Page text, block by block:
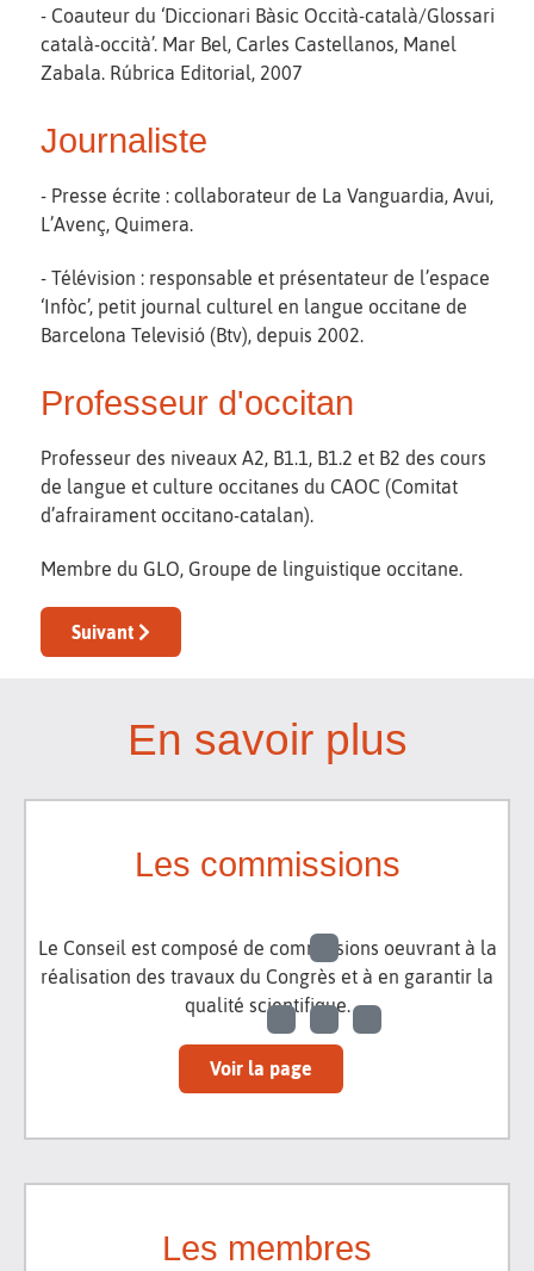
- Coauteur du ‘Diccionari Bàsic Occità-català/Glossari
català-occità’. Mar Bel, Carles Castellanos, Manel
Zabala. Rúbrica Editorial, 2007
Journaliste
- Presse écrite : collaborateur de La Vanguardia, Avui,
L’Avenç, Quimera.
- Télévision : responsable et présentateur de l’espace
‘Infòc’, petit journal culturel en langue occitane de
Barcelona Televisió (Btv), depuis 2002.
Professeur d'occitan
Professeur des niveaux A2, B1.1, B1.2 et B2 des cours
de langue et culture occitanes du CAOC (Comitat
d’afrairament occitano-catalan).
Membre du GLO, Groupe de linguistique occitane.
Article suivant : Florian VERNET
Suivant
En savoir plus
Les commissions
Le Conseil est composé de commissions oeuvrant à la
réalisation des travaux du Congrès et à en garantir la
qualité scientifique.
Voir la page
Les membres